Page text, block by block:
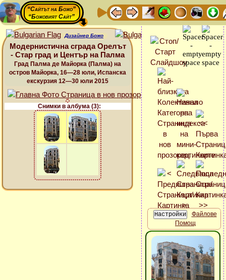
“Сайтът на Божо”
“Божовият Сайт”
Дизайнер Божо
Модернистична сграда Орелът
- Стар град и Център на Палма
Град Палма де Майорка (Палма) на
остров Майорка, 16—28 юли, Испанска
екскурзия 12—30 юли 2015
Снимки в албума (3):
Файлове
Помощ